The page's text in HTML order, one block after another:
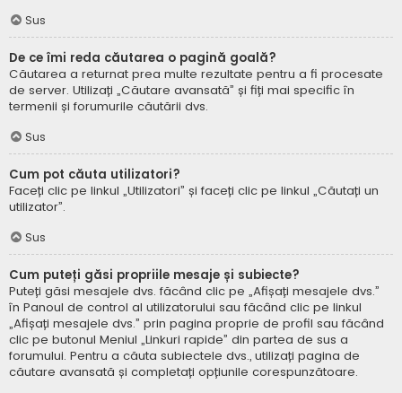
Sus
De ce îmi reda căutarea o pagină goală?
Căutarea a returnat prea multe rezultate pentru a fi procesate
de server. Utilizați „Căutare avansată” și fiți mai specific în
termenii și forumurile căutării dvs.
Sus
Cum pot căuta utilizatori?
Faceți clic pe linkul „Utilizatori” și faceți clic pe linkul „Căutați un
utilizator”.
Sus
Cum puteți găsi propriile mesaje și subiecte?
Puteți găsi mesajele dvs. făcând clic pe „Afișați mesajele dvs.”
în Panoul de control al utilizatorului sau făcând clic pe linkul
„Afișați mesajele dvs.” prin pagina proprie de profil sau făcând
clic pe butonul Meniul „Linkuri rapide” din partea de sus a
forumului. Pentru a căuta subiectele dvs., utilizați pagina de
căutare avansată și completați opțiunile corespunzătoare.